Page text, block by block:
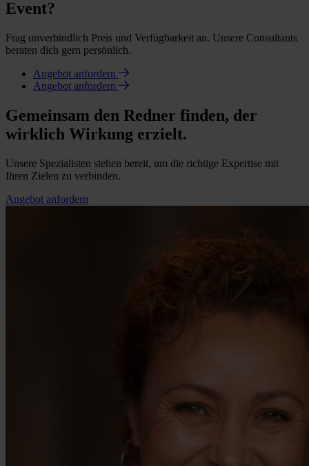
Event?
Frag unverbindlich Preis und Verfügbarkeit an. Unsere Consultants
beraten dich gern persönlich.
Angebot anfordern
Angebot anfordern
Gemeinsam den Redner finden, der
wirklich Wirkung erzielt.
Unsere Spezialisten stehen bereit, um die richtige Expertise mit
Ihren Zielen zu verbinden.
Angebot anfordern